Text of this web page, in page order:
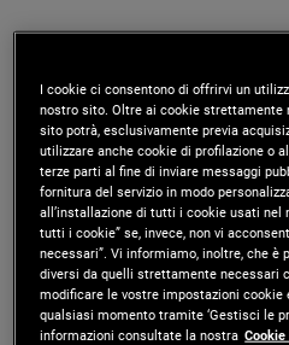
wealth management
Prior to joining PIMCO in
product manager with
where he developed
wholesale and institutional
he worked for Macquarie
I cookie ci consentono di offrirvi un
nostro sito. Oltre ai cookie
sito potrà, esclusivamente previa
utilizzare anche cookie di profilazione o
terze parti al fine di inviare messaggi
fornitura del servizio in modo
all’installazione di tutti i cookie usati
tutti i cookie” se, invece, non vi
necessari”. Vi informiamo, inoltre, che
diversi da quelli strettamente necessari
modificare le vostre impostazioni
qualsiasi momento tramite ‘Gestisci le
informazioni consultate la nostra